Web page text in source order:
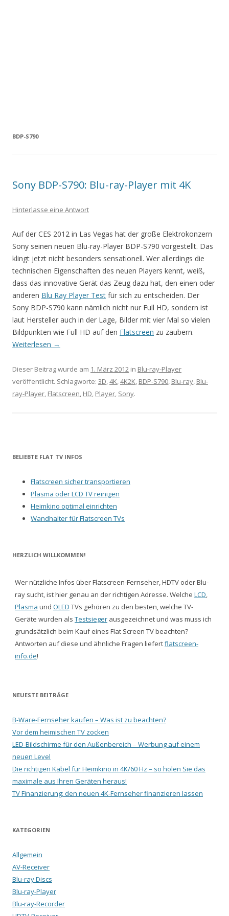
BDP-S790
Sony BDP-S790: Blu-ray-Player mit 4K
Hinterlasse eine Antwort
Auf der CES 2012 in Las Vegas hat der große Elektrokonzern
Sony seinen neuen Blu-ray-Player BDP-S790 vorgestellt. Das
klingt jetzt nicht besonders sensationell. Wer allerdings die
technischen Eigenschaften des neuen Players kennt, weiß,
dass das innovative Gerät das Zeug dazu hat, den einen oder
anderen Blu Ray Player Test für sich zu entscheiden. Der
Sony BDP-S790 kann nämlich nicht nur Full HD, sondern ist
laut Hersteller auch in der Lage, Bilder mit vier Mal so vielen
Bildpunkten wie Full HD auf den Flatscreen zu zaubern.
Weiterlesen →
Dieser Beitrag wurde am 1. März 2012 in Blu-ray-Player
veröffentlicht. Schlagworte: 3D,4K,4K2K, BDP-S790, Blu-ray, Blu-
ray-Player, Flatscreen, HD, Player, Sony.
BELIEBTE FLAT TV INFOS
Flatscreen sicher transportieren
Plasma oder LCD TV reinigen
Heimkino optimal einrichten
Wandhalter für Flatscreen TVs
HERZLICH WILLKOMMEN!
Wer nützliche Infos über Flatscreen-Fernseher, HDTV oder Blu-
ray sucht, ist hier genau an der richtigen Adresse. Welche LCD,
Plasma und OLED TVs gehören zu den besten, welche TV-
Geräte wurden als Testsieger ausgezeichnet und was muss ich
grundsätzlich beim Kauf eines Flat Screen TV beachten?
Antworten auf diese und ähnliche Fragen liefertflatscreen-
info.de!
NEUESTE BEITRÄGE
B-Ware-Fernseher kaufen – Was ist zu beachten?
Vor dem heimischen TV zocken
LED-Bildschirme für den Außenbereich – Werbung auf einem
neuen Level
Die richtigen Kabel für Heimkino in 4K/60 Hz – so holen Sie das
maximale aus Ihren Geräten heraus!
TV Finanzierung: den neuen 4K-Fernseher finanzieren lassen
KATEGORIEN
Allgemein
AV-Receiver
Blu-ray Discs
Blu-ray-Player
Blu-ray-Recorder